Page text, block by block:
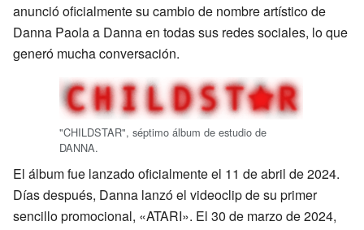
anunció oficialmente su cambio de nombre artístico de
Danna Paola a Danna en todas sus redes sociales, lo que
generó mucha conversación.
"CHILDSTAR", séptimo álbum de estudio de
DANNA.
El álbum fue lanzado oficialmente el 11 de abril de 2024.
Días después, Danna lanzó el videoclip de su primer
sencillo promocional, «ATARI». El 30 de marzo de 2024,